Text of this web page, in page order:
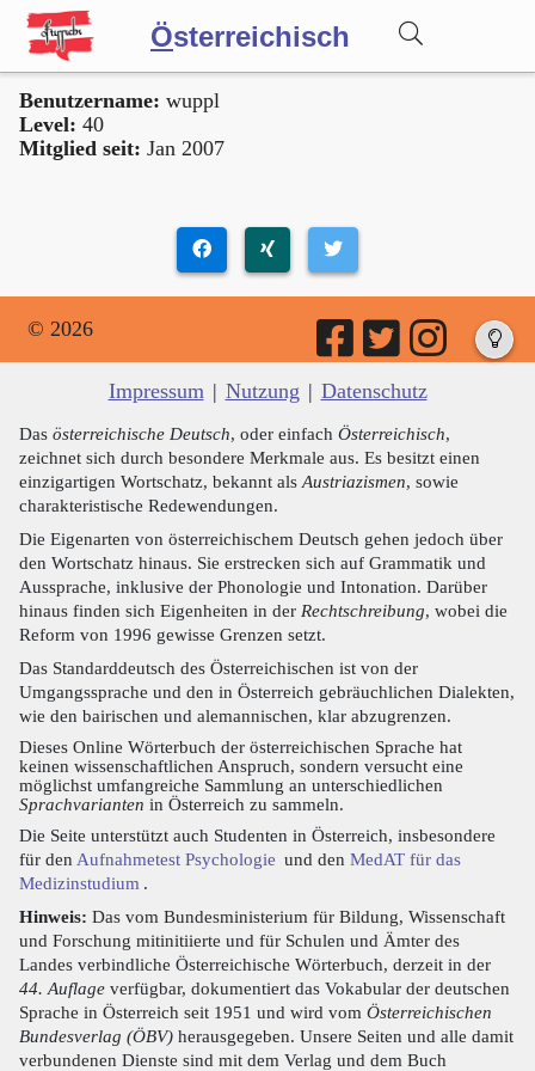
Österreichisch
Wörterbuch
Benutzername: wuppl
Level: 40
Mitglied seit: Jan 2007
© 2026
Impressum | Nutzung | Datenschutz
Das österreichische Deutsch, oder einfach Österreichisch,
zeichnet sich durch besondere Merkmale aus. Es besitzt einen
einzigartigen Wortschatz, bekannt als Austriazismen, sowie
charakteristische Redewendungen.
Die Eigenarten von österreichischem Deutsch gehen jedoch über
den Wortschatz hinaus. Sie erstrecken sich auf Grammatik und
Aussprache, inklusive der Phonologie und Intonation. Darüber
hinaus finden sich Eigenheiten in der Rechtschreibung, wobei die
Reform von 1996 gewisse Grenzen setzt.
Das Standarddeutsch des Österreichischen ist von der
Umgangssprache und den in Österreich gebräuchlichen Dialekten,
wie den bairischen und alemannischen, klar abzugrenzen.
Dieses Online Wörterbuch der österreichischen Sprache hat
keinen wissenschaftlichen Anspruch, sondern versucht eine
möglichst umfangreiche Sammlung an unterschiedlichen
Sprachvarianten in Österreich zu sammeln.
Die Seite unterstützt auch Studenten in Österreich, insbesondere
für den Aufnahmetest Psychologie und den MedAT für das
Medizinstudium .
Hinweis: Das vom Bundesministerium für Bildung, Wissenschaft
und Forschung mitinitiierte und für Schulen und Ämter des
Landes verbindliche Österreichische Wörterbuch, derzeit in der
44. Auflage verfügbar, dokumentiert das Vokabular der deutschen
Sprache in Österreich seit 1951 und wird vom Österreichischen
Bundesverlag (ÖBV) herausgegeben. Unsere Seiten und alle damit
verbundenen Dienste sind mit dem Verlag und dem Buch